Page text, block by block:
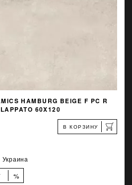
HAMBURG BEIGE F PC R
60X120
В КОРЗИНУ
Украина
%